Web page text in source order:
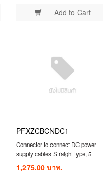
Add to Cart
PFXZCBCNDC1
Connector to connect DC power
supply cables Straight type, 5
1,275.00 บาท.